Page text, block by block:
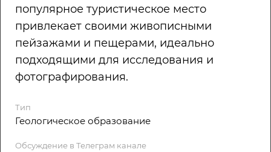
популярное туристическое место
привлекает своими живописными
пейзажами и пещерами, идеально
подходящими для исследования и
фотографирования.
Тип
Геологическое образование
Обсуждение в Телеграм канале